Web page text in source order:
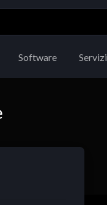
Software Servizi